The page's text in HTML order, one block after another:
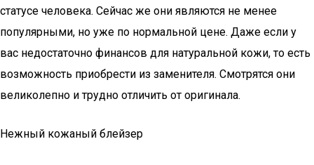
статусе человека. Сейчас же они являются не менее
популярными, но уже по нормальной цене. Даже если у
вас недостаточно финансов для натуральной кожи, то есть
возможность приобрести из заменителя. Смотрятся они
великолепно и трудно отличить от оригинала.
Нежный кожаный блейзер